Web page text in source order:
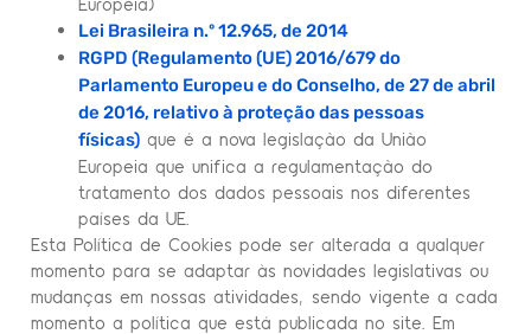
Lei Brasileira n.º 12.965, de 2014
RGPD (Regulamento (UE) 2016/679 do
Parlamento Europeu e do Conselho, de 27 de abril
de 2016, relativo à proteção das pessoas
físicas) que é a nova legislação da União
Europeia que unifica a regulamentação do
tratamento dos dados pessoais nos diferentes
países da UE.
Esta Política de Cookies pode ser alterada a qualquer
momento para se adaptar às novidades legislativas ou
mudanças em nossas atividades, sendo vigente a cada
momento a política que está publicada no site. Em